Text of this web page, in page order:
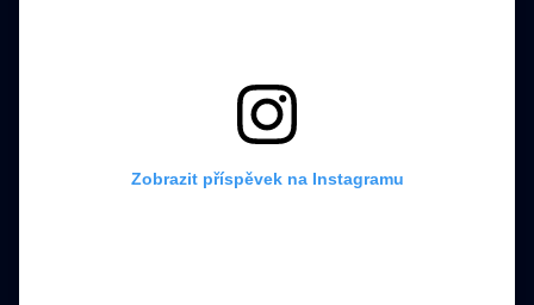
Zobrazit příspěvek na Instagramu